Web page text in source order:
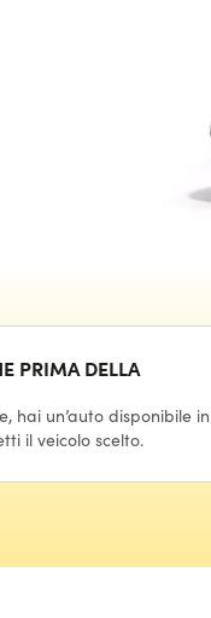
PRIMA DELLA
hai un’auto disponibile in
il veicolo scelto.